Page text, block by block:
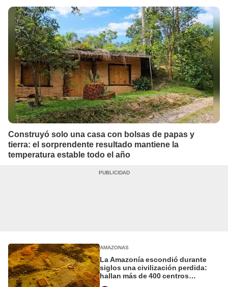
Construyó solo una casa con bolsas de papas y
tierra: el sorprendente resultado mantiene la
temperatura estable todo el año
AMAZONAS
La Amazonía escondió durante
siglos una civilización perdida:
hallan más de 400 centros